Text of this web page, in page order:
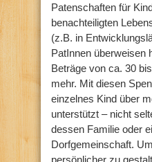
Patenschaften für
benachteiligten
(z.B. in
PatInnen überweisen
Beträge von ca. 30
mehr. Mit diesen
einzelnes Kind über
unterstützt – nicht
dessen Familie oder
Dorfgemeinschaft.
persönlicher zu